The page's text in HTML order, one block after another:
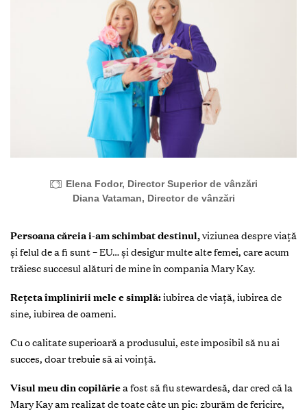
Elena Fodor, Director Superior de vânzări
Diana Vataman, Director de vânzări
Persoana căreia i-am schimbat destinul,viziunea despre viață
și felul de a fi sunt – EU… și desigur multe alte femei, care acum
trăiesc succesul alături de mine în compania Mary Kay.
Rețeta împlinirii mele e simplă:iubirea de viață, iubirea de
sine, iubirea de oameni.
Cu o calitate superioară a produsului, este imposibil să nu ai
succes, doar trebuie să ai voință.
Visul meu din copilăriea fost să fiu stewardesă, dar cred că la
Mary Kay am realizat de toate câte un pic: zburăm de fericire,